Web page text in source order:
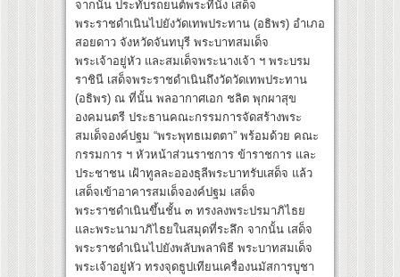
จากนั้น ประทับรถยนต์พระที่นั่ง เสด็จ
พระราชดำเนินไปยังวัดเทพประทาน (อธิพร) อำเภอ
สอยดาว จังหวัดจันทบุรี พระบาทสมเด็จ
พระเจ้าอยู่หัว และสมเด็จพระนางเจ้า ฯ พระบรม
ราชินี เสด็จพระราชดำเนินถึงวัดวัดเทพประทาน
(อธิพร) ณ ที่นั้น พลอากาศเอก ชลิต พุกผาสุข
องคมนตรี ประธานคณะกรรมการจัดสร้างพระ
สมเด็จองค์ปฐม “พระพุทธเมตตา” พร้อมด้วย คณะ
กรรมการ ฯ หัวหน้าส่วนราชการ ข้าราชการ และ
ประชาชน เฝ้าทูลละอองธุลีพระบาทรับเสด็จ แล้ว
เสด็จเข้าอาคารสมเด็จองค์ปฐม เสด็จ
พระราชดำเนินขึ้นชั้น ๓ ทรงลงพระปรมาภิไธย
และพระนามาภิไธยในสมุดที่ระลึก จากนั้น เสด็จ
พระราชดำเนินไปยังพลับพลาพิธี พระบาทสมเด็จ
พระเจ้าอยู่หัว ทรงจุดธูปเทียนเครื่องนมัสการบูชา